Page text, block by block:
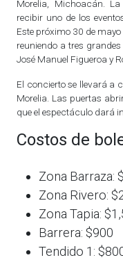
Morelia, Michoacán.
recibir uno de los
Este próximo 30 de
reuniendo a tres
José Manuel Figueroa y
El concierto se llevará a
Morelia. Las puertas
que el espectáculo dará
Costos de
Zona Barraza:
Zona Rivero:
Zona Tapia:
Barrera: $900
Tendido 1: